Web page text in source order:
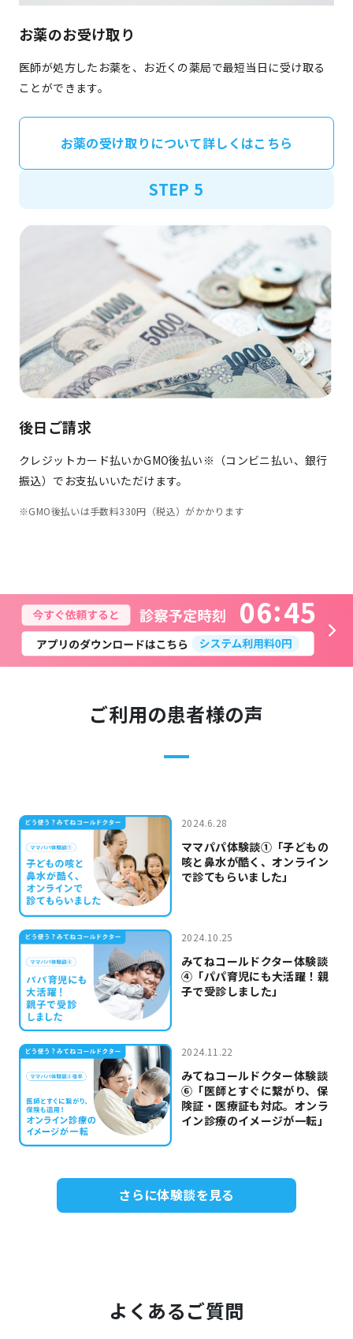
お薬のお受け取り
医師が処方したお薬を、お近くの薬局で最短当日に受け取る
ことができます。
お薬の受け取りについて詳しくはこちら
STEP 5
後日ご請求
クレジットカード払いかGMO後払い※（コンビニ払い、銀行
振込）でお支払いいただけます。
※GMO後払いは手数料330円（税込）がかかります
06 45
ご利用の患者様の声
2024.6.28
ママパパ体験談①「子どもの
咳と鼻水が酷く、オンライン
で診てもらいました」
2024.10.25
みてねコールドクター体験談
④「パパ育児にも大活躍！親
子で受診しました」
2024.11.22
みてねコールドクター体験談
⑥「医師とすぐに繋がり、保
険証・医療証も対応。オンラ
イン診療のイメージが一転」
さらに体験談を見る
よくあるご質問